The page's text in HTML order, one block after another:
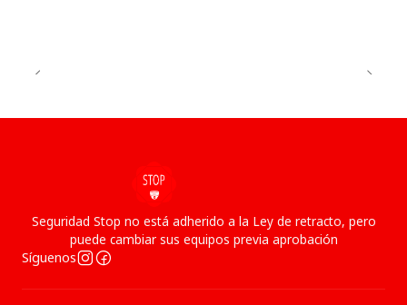
Seguridad Stop no está adherido a la Ley de retracto, pero
puede cambiar sus equipos previa aprobación
Síguenos